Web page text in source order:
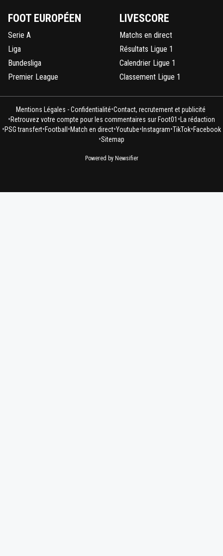
FOOT EUROPÉEN
Serie A
Liga
Bundesliga
Premier League
LIVESCORE
Matchs en direct
Résultats Ligue 1
Calendrier Ligue 1
Classement Ligue 1
Mentions Légales - Confidentialité•Contact, recrutement et publicité
•Retrouvez votre compte pour les commentaires sur Foot01 • La rédaction
•PSG transfert•Football •Match en direct•Youtube• Instagram•TikTok•Facebook
•Sitemap
Powered by Newsifier